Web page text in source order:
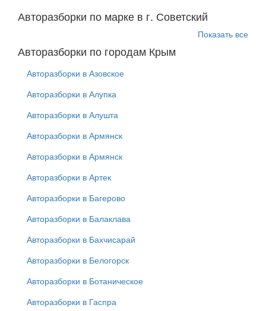
Авторазборки по марке в г. Советский
Показать все
Авторазборки по городам Крым
Авторазборки в Азовское
Авторазборки в Алупка
Авторазборки в Алушта
Авторазборки в Армянск
Авторазборки в Армянск
Авторазборки в Артек
Авторазборки в Багерово
Авторазборки в Балаклава
Авторазборки в Бахчисарай
Авторазборки в Белогорск
Авторазборки в Ботаническое
Авторазборки в Гаспра